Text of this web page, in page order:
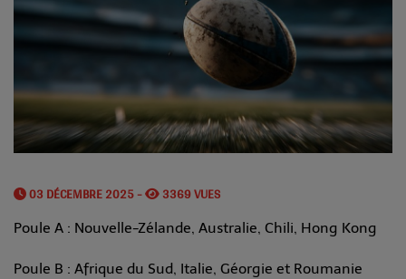
03 DÉCEMBRE 2025 - 3369 VUES
Poule A : Nouvelle-Zélande, Australie, Chili, Hong Kong
Poule B : Afrique du Sud, Italie, Géorgie et Roumanie